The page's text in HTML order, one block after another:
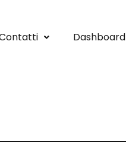
Dashboard